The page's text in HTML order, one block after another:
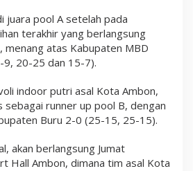
juara pool A setelah pada
terakhir yang berlangsung
atas Kabupaten MBD
20-25 dan 15-7).
indoor putri asal Kota Ambon,
sebagai runner up pool B, dengan
Buru 2-0 (25-15, 25-15).
akan berlangsung Jumat
Hall Ambon, dimana tim asal Kota